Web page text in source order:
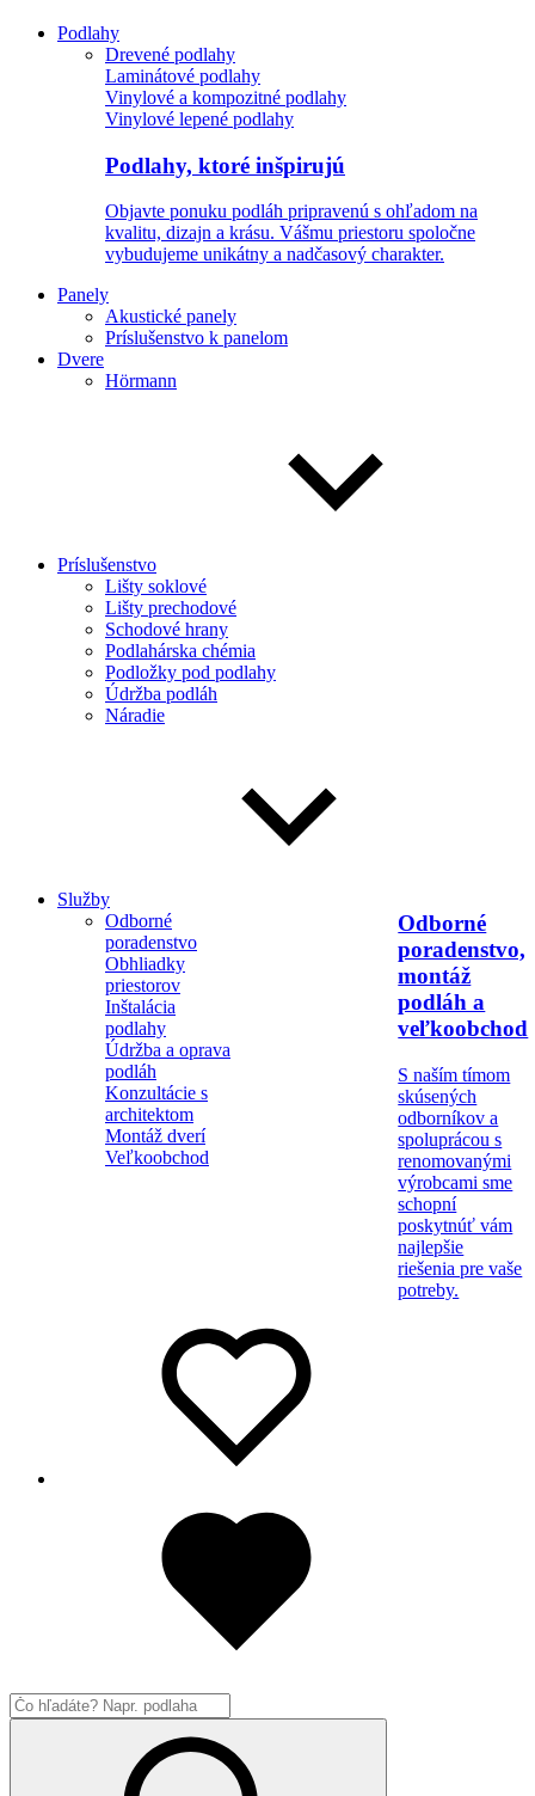
Podlahy
Drevené podlahy
Laminátové podlahy
Vinylové a kompozitné podlahy
Vinylové lepené podlahy
Podlahy, ktoré inšpirujú
Objavte ponuku podláh pripravenú s ohľadom na
kvalitu, dizajn a krásu. Vášmu priestoru spoločne
vybudujeme unikátny a nadčasový charakter.
Panely
Akustické panely
Príslušenstvo k panelom
Dvere
Hörmann
Príslušenstvo
Lišty soklové
Lišty prechodové
Schodové hrany
Podlahárska chémia
Podložky pod podlahy
Údržba podláh
Náradie
Služby
Odborné
poradenstvo
Obhliadky
priestorov
Inštalácia
podlahy
Údržba a oprava
podláh
Konzultácie s
architektom
Montáž dverí
Veľkoobchod
Odborné
poradenstvo,
montáž
podláh a
veľkoobchod
S naším tímom
skúsených
odborníkov a
spoluprácou s
renomovanými
výrobcami sme
schopní
poskytnúť vám
najlepšie
riešenia pre vaše
potreby.